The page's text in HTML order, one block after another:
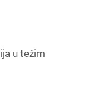
u težim